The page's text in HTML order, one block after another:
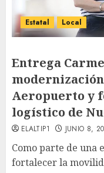
Estatal Local
Entrega
Aeropuerto y
logístico de
ELALTIP1 JUNIO 8,
Como parte de
fortalecer la